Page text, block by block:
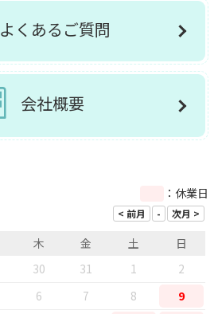
よくあるご質問
会社概要
：休業日
木 金 土
日
30 31 1
2
6 7 8
9